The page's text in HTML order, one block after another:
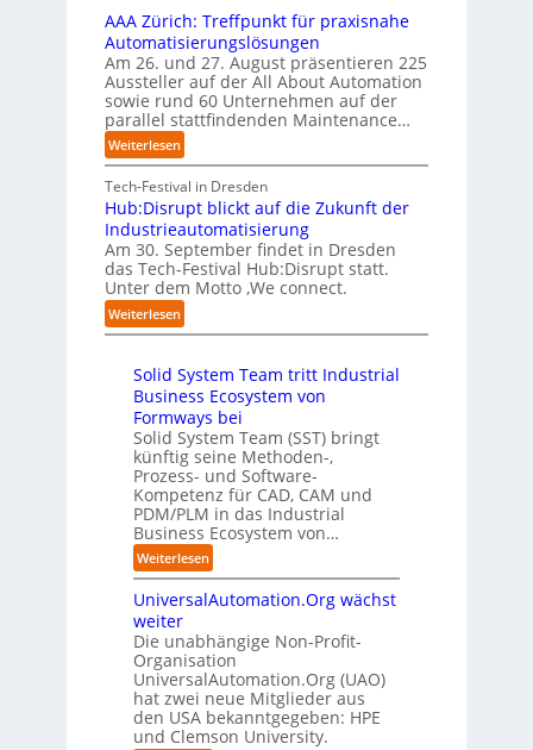
l
d
u
n
g
s
t
e
l
l
e
n
b
i
b
e
n
u
n
b
e
s
t
z
r
u
n
g
a
n
“
t
e
t
B
i
e
t
e
r
v
e
r
f
a
h
r
e
f
ü
r
d
e
n
G
i
g
a
f
a
c
t
o
r
y
-
A
t
S
t
e
f
a
n
S
h
w
a
b
z
u
m
C
-
C
E
O
t
e
r
n
e
h
m
e
n
w
o
l
e
n
R
h
e
n
z
e
n
t
r
e
n
n
D
e
u
t
s
c
AAA Zürich: Treffpunkt für praxisnahe
Automatisierungslösungen
Am 26. und 27. August präsentieren 225
Aussteller auf der All About Automation
sowie rund 60 Unternehmen auf der
parallel stattfindenden Maintenance…
Weiterlesen:
A
A
A
Z
ü
r
i
c
h
T
r
e
f
f
p
u
n
k
t
f
r
p
r
a
x
i
s
Tech-Festival in Dresden
Hub:Disrupt blickt auf die Zukunft der
Industrieautomatisierung
Am 30. September findet in Dresden
das Tech-Festival Hub:Disrupt statt.
Unter dem Motto ‚We connect.
Weiterlesen:
H
b
:
D
i
s
r
u
p
t
b
l
i
c
k
t
a
u
f
d
Solid System Team tritt Industrial
Business Ecosystem von
Formways bei
Solid System Team (SST) bringt
künftig seine Methoden-,
Prozess- und Software-
Kompetenz für CAD, CAM und
PDM/PLM in das Industrial
Business Ecosystem von…
Weiterlesen:
S
o
i
d
S
y
s
t
UniversalAutomation.Org wächst
weiter
Die unabhängige Non-Profit-
Organisation
UniversalAutomation.Org (UAO)
hat zwei neue Mitglieder aus
den USA bekanntgegeben: HPE
und Clemson University.